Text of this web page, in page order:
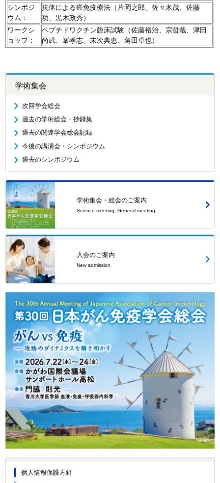
シンポジ
ウム：
抗体による癌免疫療法（片岡之郎、佐々木茂、佐藤
功、黒木政秀）
ワークシ
ョップ：
ペプチドワクチン臨床試験（佐藤裕治、宗哲哉、津田
尚武、峯孝志、末次典恵、角田卓也）
学術集会
次回学会総会
過去の学術総会・抄録集
過去の関連学会総会記録
今後の講演会・シンポジウム
過去のシンポジウム
学術集会・総会のご案内
Science meeting, General meeting
入会のご案内
New admission
個人情報保護方針